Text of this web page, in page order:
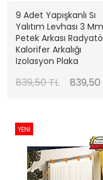
9 Adet Yapışkanlı Sı
Yalıtım Levhası 3 Mm
Petek Arkası
Kalorifer Arkalığı
Izolasyon Plaka
839,50 TL 839,50
YENİ